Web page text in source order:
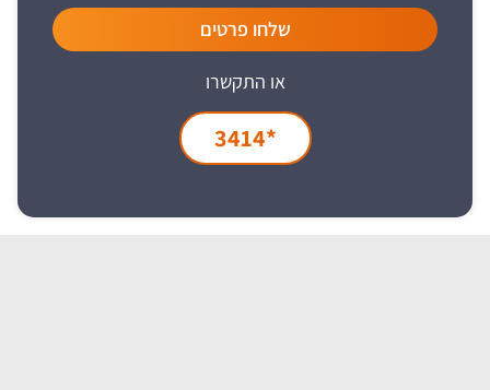
שלחו פרטים
או התקשרו
*3414